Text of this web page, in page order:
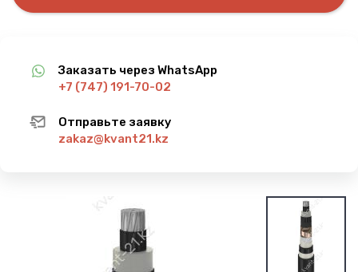
Заказать через WhatsApp
+7 (747) 191-70-02
Отправьте заявку
zakaz@kvant21.kz